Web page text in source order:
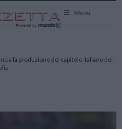
Menu
la produzione del capitolo italiano del